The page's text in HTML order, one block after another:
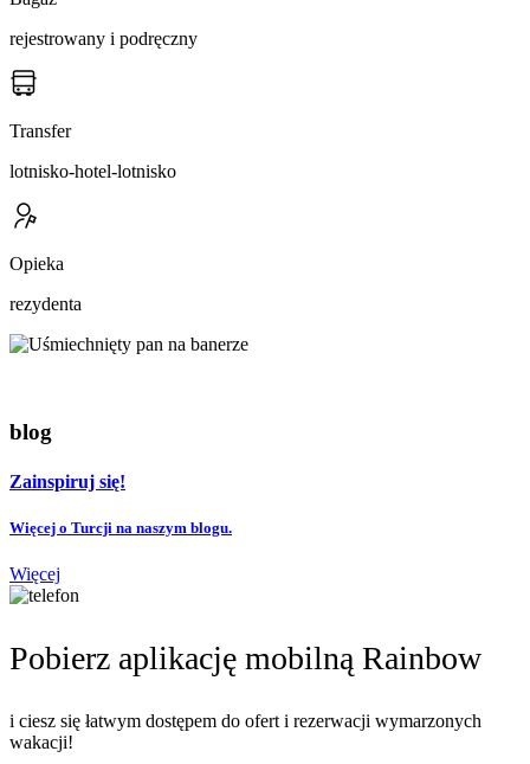
rejestrowany i podręczny
Transfer
lotnisko-hotel-lotnisko
Opieka
rezydenta
blog
Zainspiruj się!
Więcej o Turcji na naszym blogu.
Więcej
Pobierz aplikację mobilną Rainbow
i ciesz się łatwym dostępem do ofert i rezerwacji wymarzonych
wakacji!